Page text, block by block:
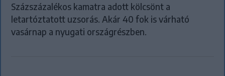
Százszázalékos kamatra adott kölcsönt a
letartóztatott uzsorás. Akár 40 fok is várható
vasárnap a nyugati országrészben.